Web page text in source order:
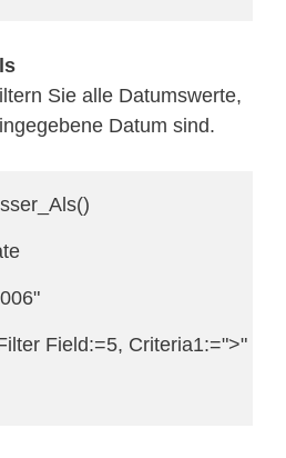
Sie alle Datumswerte,
Datum sind.
Field:=5, Criteria1:=">" &